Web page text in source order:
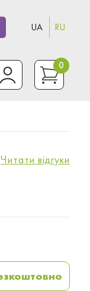
UA RU
0
Читати відгуки